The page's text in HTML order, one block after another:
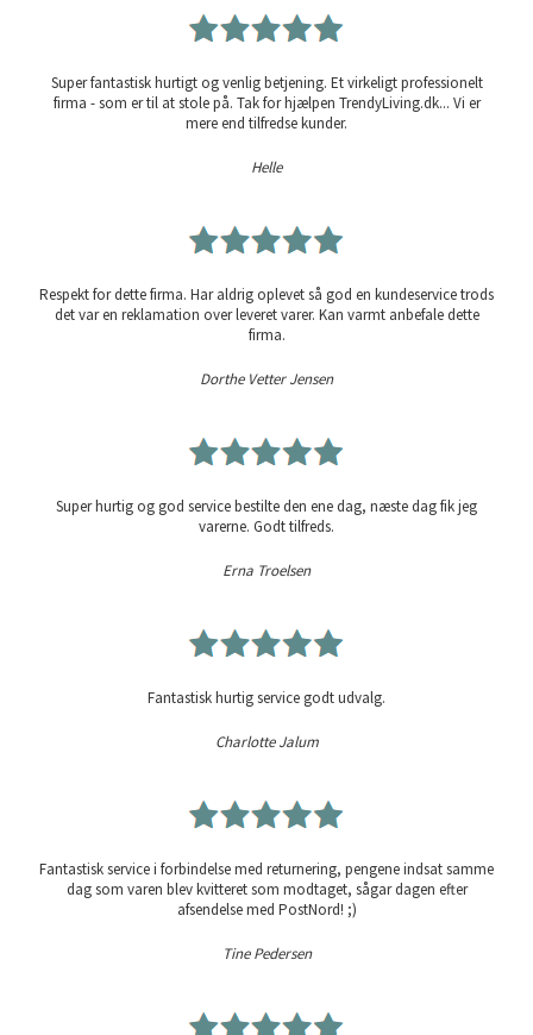
Super fantastisk hurtigt og venlig betjening. Et virkeligt professionelt
firma - som er til at stole på. Tak for hjælpen TrendyLiving.dk... Vi er
mere end tilfredse kunder.
Helle
Respekt for dette firma. Har aldrig oplevet så god en kundeservice trods
det var en reklamation over leveret varer. Kan varmt anbefale dette
firma.
Dorthe Vetter Jensen
Super hurtig og god service bestilte den ene dag, næste dag fik jeg
varerne. Godt tilfreds.
Erna Troelsen
Fantastisk hurtig service godt udvalg.
Charlotte Jalum
Fantastisk service i forbindelse med returnering, pengene indsat samme
dag som varen blev kvitteret som modtaget, sågar dagen efter
afsendelse med PostNord! ;)
Tine Pedersen